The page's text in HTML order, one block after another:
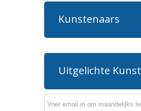
Kunstenaars
Uitgelichte Kunst